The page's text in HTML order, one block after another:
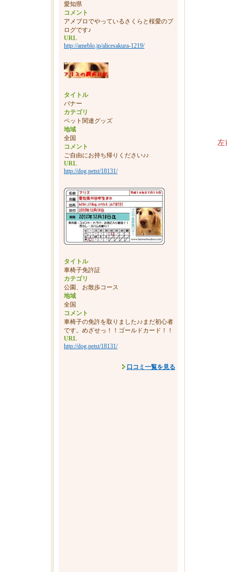
愛知県
コメント
アメブロでやっているさくらと桜愛のブ
ログです♪
URL
http://ameblo.jp/alicesakura-1219/
タイトル
バナー
カテゴリ
ペット関連グッズ
地域
全国
コメント
ご自由にお持ち帰りください♪♪
URL
http://dog.petst/18131/
タイトル
車椅子免許証
カテゴリ
公園、お散歩コース
地域
全国
コメント
車椅子の免許を取りました♪♪まだ初心者
です。めざせっ！！ゴールドカード！！
URL
http://dog.petst/18131/
口コミ一覧を見る
左前足